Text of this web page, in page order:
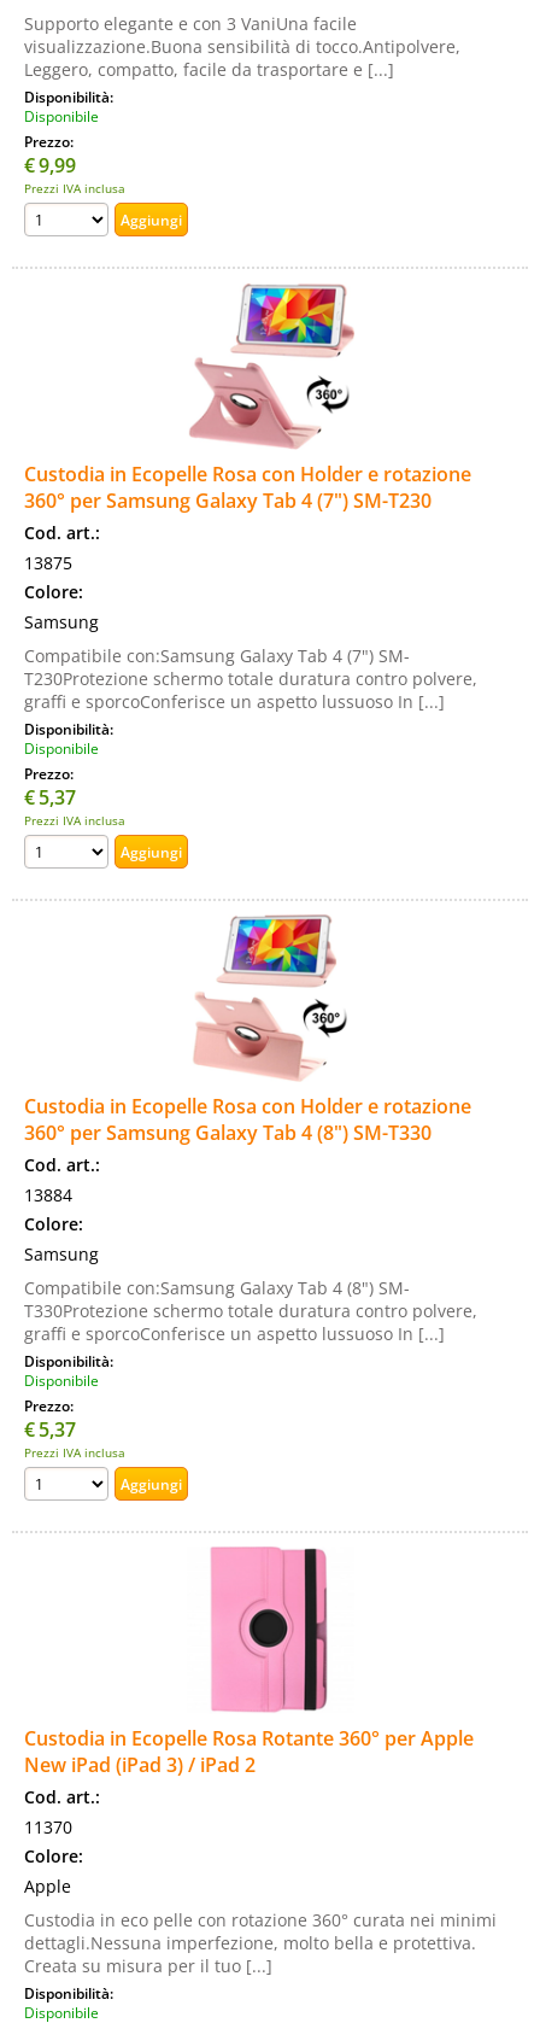
Supporto elegante e con 3 VaniUna facile
visualizzazione.Buona sensibilità di tocco.Antipolvere,
Leggero, compatto, facile da trasportare e [...]
Disponibilità:
Disponibile
Prezzo:
€9,99
Prezzi IVA inclusa
Custodia in Ecopelle Rosa con Holder e rotazione
360° per Samsung Galaxy Tab 4 (7") SM-T230
Cod. art.:
13875
Colore:
Samsung
Compatibile con:Samsung Galaxy Tab 4 (7") SM-
T230Protezione schermo totale duratura contro polvere,
graffi e sporcoConferisce un aspetto lussuoso In [...]
Disponibilità:
Disponibile
Prezzo:
€5,37
Prezzi IVA inclusa
Custodia in Ecopelle Rosa con Holder e rotazione
360° per Samsung Galaxy Tab 4 (8") SM-T330
Cod. art.:
13884
Colore:
Samsung
Compatibile con:Samsung Galaxy Tab 4 (8") SM-
T330Protezione schermo totale duratura contro polvere,
graffi e sporcoConferisce un aspetto lussuoso In [...]
Disponibilità:
Disponibile
Prezzo:
€5,37
Prezzi IVA inclusa
Custodia in Ecopelle Rosa Rotante 360° per Apple
New iPad (iPad 3) / iPad 2
Cod. art.:
11370
Colore:
Apple
Custodia in eco pelle con rotazione 360° curata nei minimi
dettagli.Nessuna imperfezione, molto bella e protettiva.
Creata su misura per il tuo [...]
Disponibilità:
Disponibile